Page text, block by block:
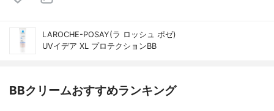
LAROCHE-POSAY(ラ ロッシュ ポゼ)
UVイデア XL プロテクションBB
BBクリームおすすめランキング